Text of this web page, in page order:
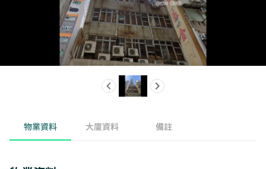
物業資料 大廈資料 備註